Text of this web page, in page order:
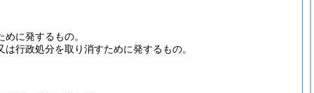
に発するもの。
行政処分を取り消すために発するもの。